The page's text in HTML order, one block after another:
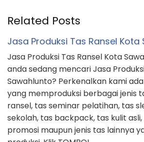
Related Posts
Jasa Produksi Tas Ransel Kota
Jasa Produksi Tas Ransel Kota
anda sedang mencari Jasa
Sawahlunto? Perkenalkan kami
yang memproduksi berbagai jenis
ransel, tas seminar pelatihan, tas
sekolah, tas backpack, tas kulit
promosi maupun jenis tas lainnya